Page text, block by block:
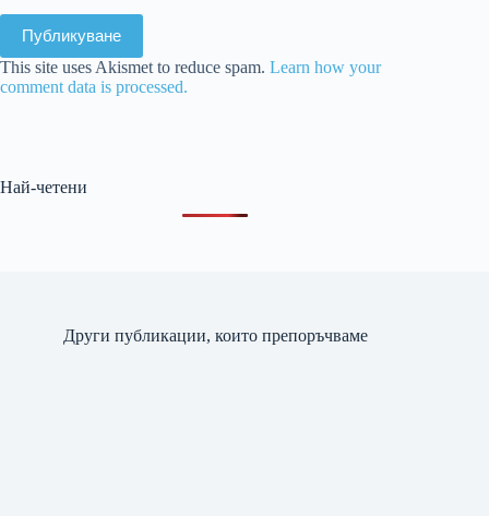
Публикуване
This site uses Akismet to reduce spam. Learn how your
comment data is processed.
Най-четени
Други публикации, които препоръчваме